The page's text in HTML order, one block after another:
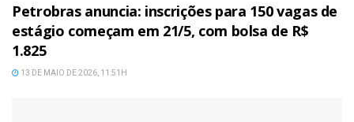
Petrobras anuncia: inscrições para 150 vagas de
estágio começam em 21/5, com bolsa de R$
1.825
13 DE MAIO DE 2026, 11:51H